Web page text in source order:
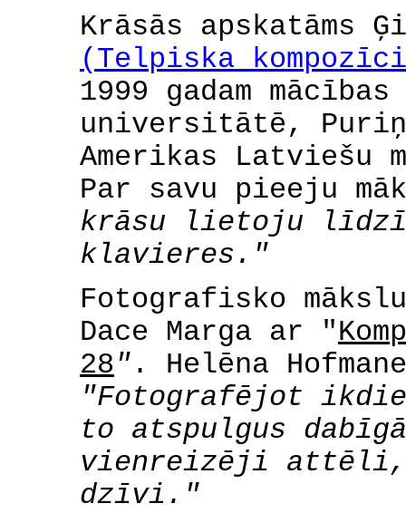
Krāsās
(Telpiska
1999 gadam
universitātē,
Amerikas Latviešu
Par savu pieeju
krāsu lietoju
klavieres."
Fotografisko
Dace Marga ar "
28 " . Helēna
"Fotografējot
to atspulgus
vienreizēji attēli,
dzīvi."